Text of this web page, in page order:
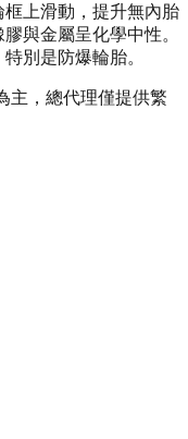
上滑動，提升無內胎
與金屬呈化學中性。
別是防爆輪胎。
主，總代理僅提供繁